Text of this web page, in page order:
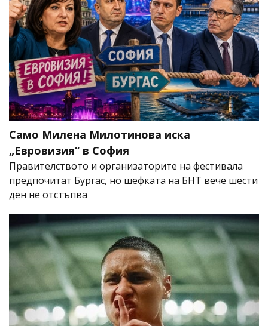
Само Милена Милотинова иска
„Евровизия“ в София
Правителството и организаторите на фестивала
предпочитат Бургас, но шефката на БНТ вече шести
ден не отстъпва